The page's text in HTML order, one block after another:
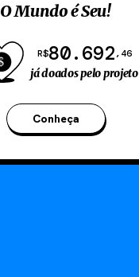
O Mundo é Seu!
R$80.692,46
já doados pelo projeto
Conheça